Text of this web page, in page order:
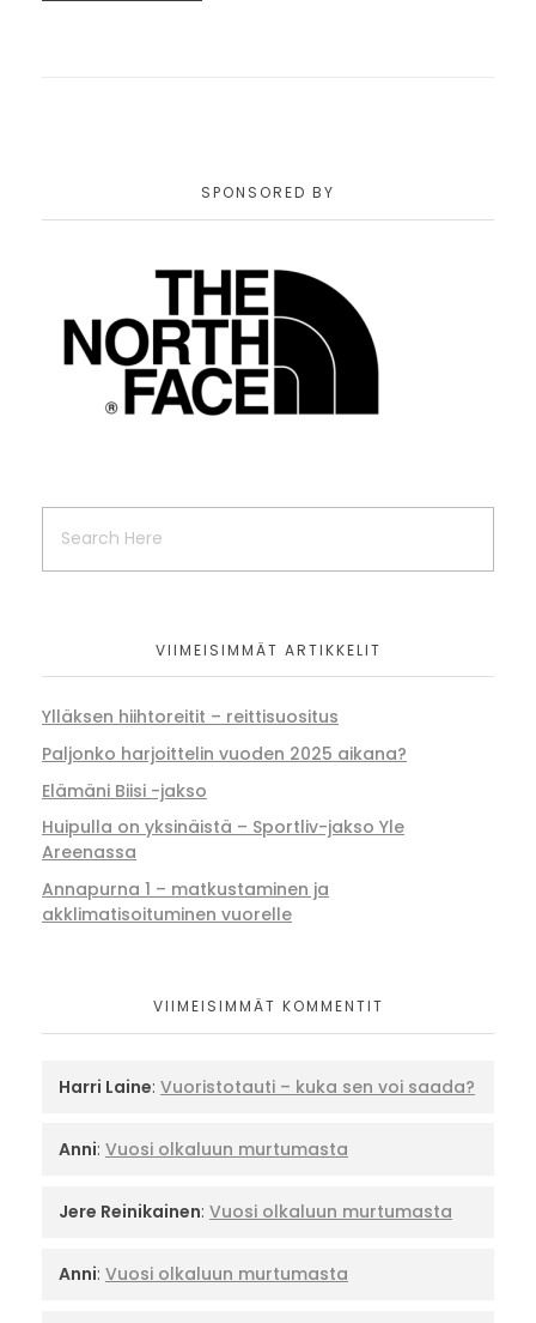
SPONSORED BY
VIIMEISIMMÄT ARTIKKELIT
Ylläksen hiihtoreitit – reittisuositus
Paljonko harjoittelin vuoden 2025 aikana?
Elämäni Biisi -jakso
Huipulla on yksinäistä – Sportliv-jakso Yle
Areenassa
Annapurna 1 – matkustaminen ja
akklimatisoituminen vuorelle
VIIMEISIMMÄT KOMMENTIT
Harri Laine: Vuoristotauti – kuka sen voi saada?
Anni: Vuosi olkaluun murtumasta
Jere Reinikainen: Vuosi olkaluun murtumasta
Anni: Vuosi olkaluun murtumasta